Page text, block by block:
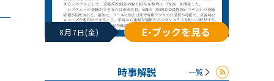
8月7日(金) E-ブックを見る
時事解説 一覧